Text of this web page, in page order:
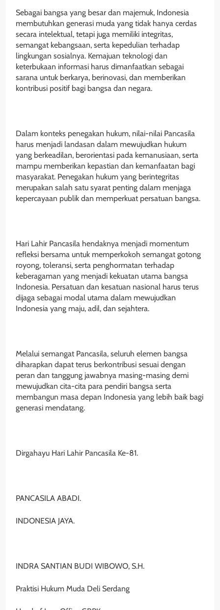
Sebagai bangsa yang besar dan majemuk, Indonesia
membutuhkan generasi muda yang tidak hanya cerdas
secara intelektual, tetapi juga memiliki integritas,
semangat kebangsaan, serta kepedulian terhadap
lingkungan sosialnya. Kemajuan teknologi dan
keterbukaan informasi harus dimanfaatkan sebagai
sarana untuk berkarya, berinovasi, dan memberikan
kontribusi positif bagi bangsa dan negara.
Dalam konteks penegakan hukum, nilai-nilai Pancasila
harus menjadi landasan dalam mewujudkan hukum
yang berkeadilan, berorientasi pada kemanusiaan, serta
mampu memberikan kepastian dan kemanfaatan bagi
masyarakat. Penegakan hukum yang berintegritas
merupakan salah satu syarat penting dalam menjaga
kepercayaan publik dan memperkuat persatuan bangsa.
Hari Lahir Pancasila hendaknya menjadi momentum
refleksi bersama untuk memperkokoh semangat gotong
royong, toleransi, serta penghormatan terhadap
keberagaman yang menjadi kekuatan utama bangsa
Indonesia. Persatuan dan kesatuan nasional harus terus
dijaga sebagai modal utama dalam mewujudkan
Indonesia yang maju, adil, dan sejahtera.
Melalui semangat Pancasila, seluruh elemen bangsa
diharapkan dapat terus berkontribusi sesuai dengan
peran dan tanggung jawabnya masing-masing demi
mewujudkan cita-cita para pendiri bangsa serta
membangun masa depan Indonesia yang lebih baik bagi
generasi mendatang.
Dirgahayu Hari Lahir Pancasila Ke-81.
PANCASILA ABADI.
INDONESIA JAYA.
INDRA SANTIAN BUDI WIBOWO, S.H.
Praktisi Hukum Muda Deli Serdang